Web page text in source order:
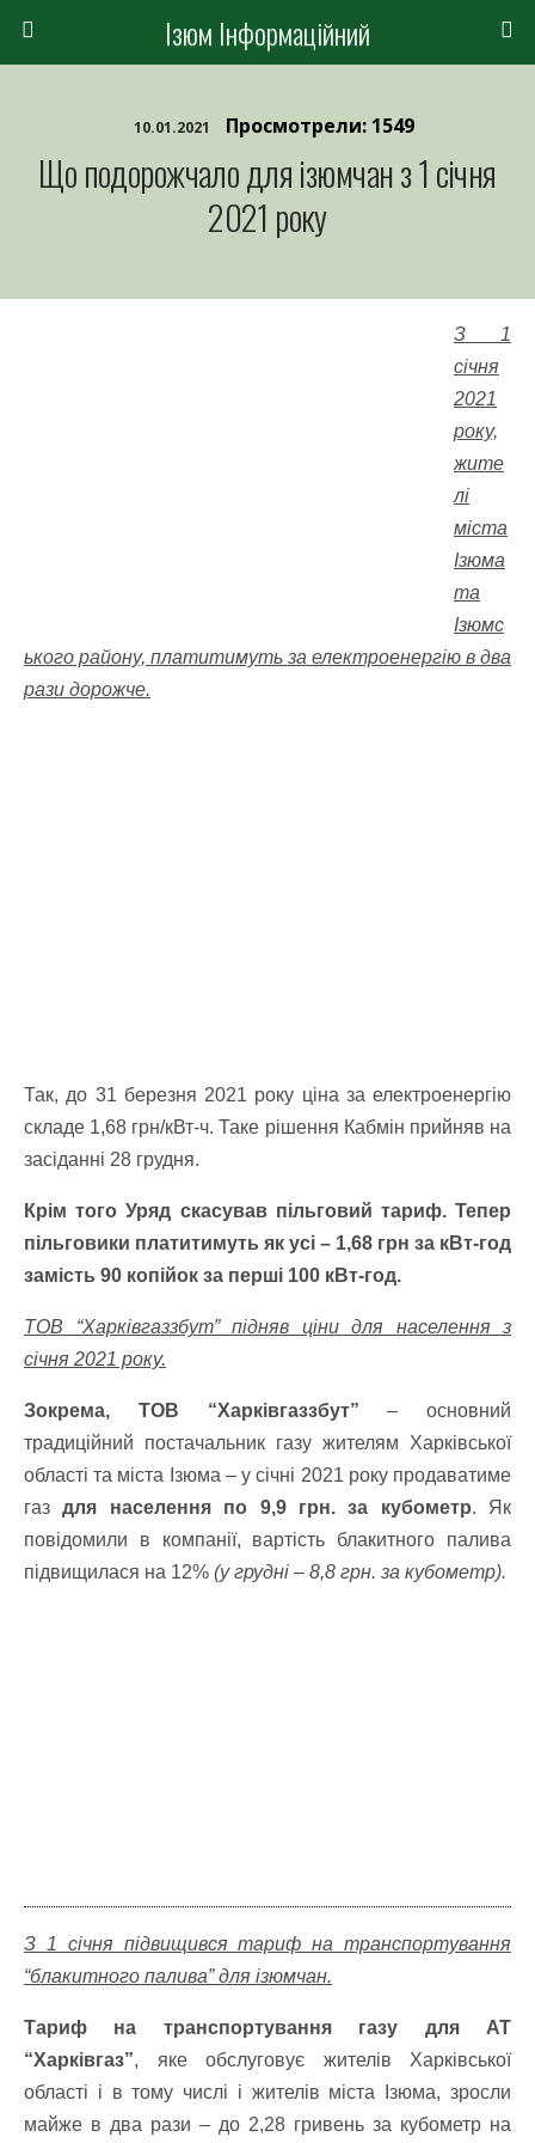
Ізюм Інформаційний
10.01.2021 Просмотрели: 1549
Що подорожчало для ізюмчан з 1 січня
2021 року
З 1
січня
2021
року,
жите
лі
міста
Ізюма
та
Ізюмс
ького району, платитимуть за електроенергію в два
рази дорожче.
Так, до 31 березня 2021 року ціна за електроенергію
складе 1,68 грн/кВт-ч. Таке рішення Кабмін прийняв на
засіданні 28 грудня.
Крім того Уряд скасував пільговий тариф. Тепер
пільговики платитимуть як усі – 1,68 грн за кВт-год
замість 90 копійок за перші 100 кВт-год.
ТОВ “Харківгаззбут” підняв ціни для населення з
січня 2021 року.
Зокрема, ТОВ “Харківгаззбут” – основний
традиційний постачальник газу жителям Харківської
області та міста Ізюма – у січні 2021 року продаватиме
газ для населення по 9,9 грн. за кубометр. Як
повідомили в компанії, вартість блакитного палива
підвищилася на 12% (у грудні – 8,8 грн. за кубометр).
З 1 січня підвищився тариф на транспортування
“блакитного палива” для ізюмчан.
Тариф на транспортування газу для АТ
“Харківгаз”, яке обслуговує жителів Харківської
області і в тому числі і жителів міста Ізюма, зросли
майже в два рази – до 2,28 гривень за кубометр на